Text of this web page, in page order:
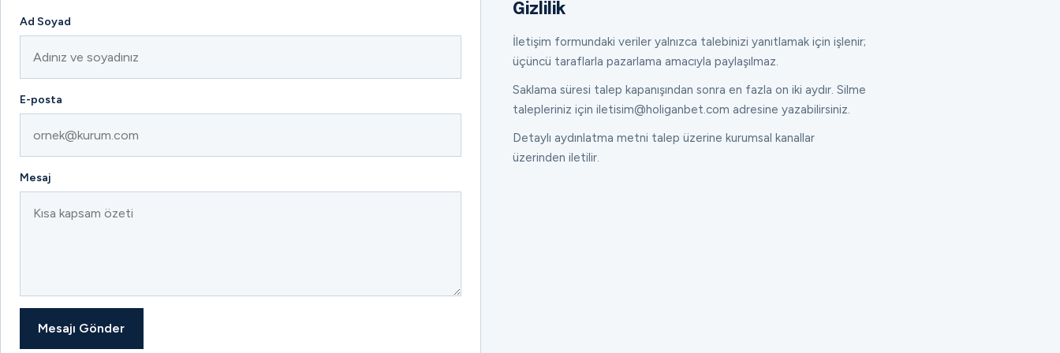
Ad Soyad
E-posta
Mesaj
Mesajı Gönder
Gizlilik
İletişim formundaki veriler yalnızca talebinizi yanıtlamak için işlenir;
üçüncü taraflarla pazarlama amacıyla paylaşılmaz.
Saklama süresi talep kapanışından sonra en fazla on iki aydır. Silme
talepleriniz için iletisim@holiganbet.com adresine yazabilirsiniz.
Detaylı aydınlatma metni talep üzerine kurumsal kanallar
üzerinden iletilir.